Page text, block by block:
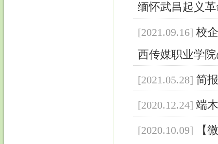
缅怀武昌起义
[2021.09.16] 校
西传媒职业学
[2021.05.28] 简
[2020.12.24] 端
[2020.10.09]
【